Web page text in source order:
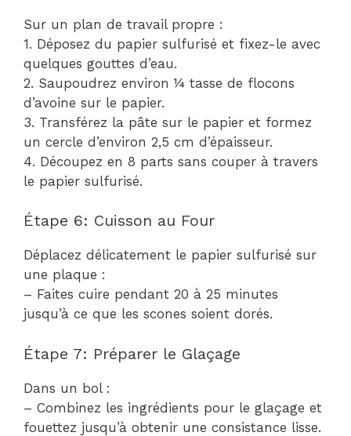
Sur un plan de travail propre :
1. Déposez du papier sulfurisé et fixez-le avec
quelques gouttes d’eau.
2. Saupoudrez environ ¼ tasse de flocons
d’avoine sur le papier.
3. Transférez la pâte sur le papier et formez
un cercle d’environ 2,5 cm d’épaisseur.
4. Découpez en 8 parts sans couper à travers
le papier sulfurisé.
Étape 6: Cuisson au Four
Déplacez délicatement le papier sulfurisé sur
une plaque :
– Faites cuire pendant 20 à 25 minutes
jusqu’à ce que les scones soient dorés.
Étape 7: Préparer le Glaçage
Dans un bol :
– Combinez les ingrédients pour le glaçage et
fouettez jusqu’à obtenir une consistance lisse.